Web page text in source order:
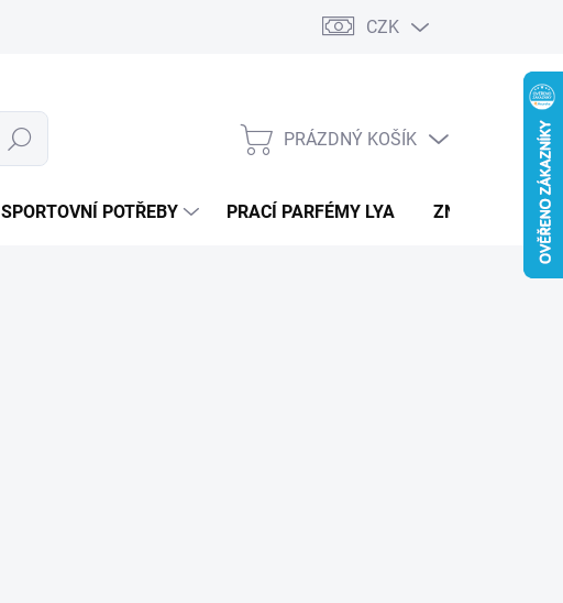
CZK
Hledat
NÁKUPNÍ
PRÁZDNÝ KOŠÍK
SPORTOVNÍ POTŘEBY PRACÍ PARFÉMY LYA ZNAČKY